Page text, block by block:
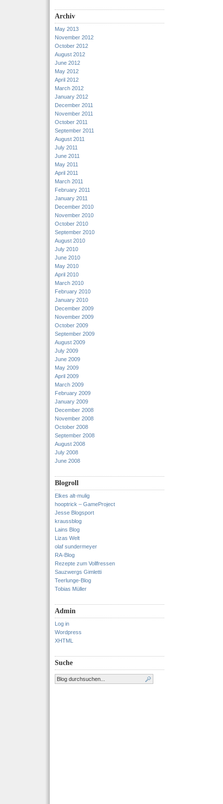
Archiv
May 2013
November 2012
October 2012
August 2012
June 2012
May 2012
April 2012
March 2012
January 2012
December 2011
November 2011
October 2011
September 2011
August 2011
July 2011
June 2011
May 2011
April 2011
March 2011
February 2011
January 2011
December 2010
November 2010
October 2010
September 2010
August 2010
July 2010
June 2010
May 2010
April 2010
March 2010
February 2010
January 2010
December 2009
November 2009
October 2009
September 2009
August 2009
July 2009
June 2009
May 2009
April 2009
March 2009
February 2009
January 2009
December 2008
November 2008
October 2008
September 2008
August 2008
July 2008
June 2008
Blogroll
Elkes alt-mulig
hooptrick – GameProject
Jesse Blogsport
kraussblog
Lains Blog
Lizas Welt
olaf sundermeyer
RA-Blog
Rezepte zum Vollfressen
Sauzwergs Gimletti
Teerlunge-Blog
Tobias Müller
Admin
Log in
Wordpress
XHTML
Suche